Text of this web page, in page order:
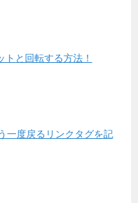
トと回転する方法！
一度戻るリンクタグを記